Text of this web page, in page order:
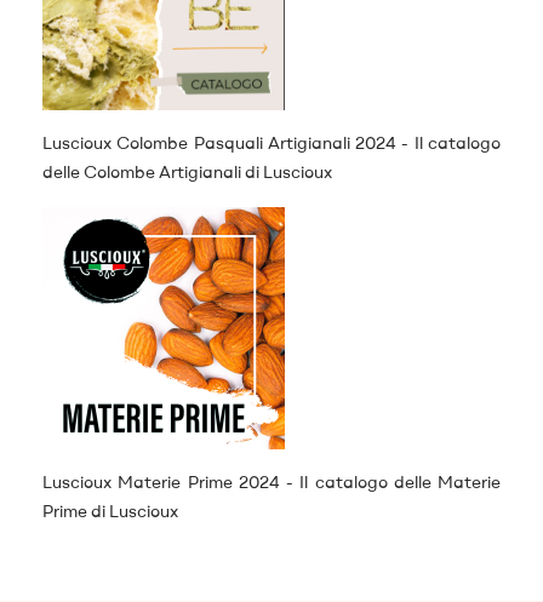
Luscioux Colombe Pasquali Artigianali 2024 - Il catalogo
delle Colombe Artigianali di Luscioux
Luscioux Materie Prime 2024 - Il catalogo delle Materie
Prime di Luscioux